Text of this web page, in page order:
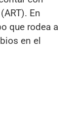
En
que rodea a
en el